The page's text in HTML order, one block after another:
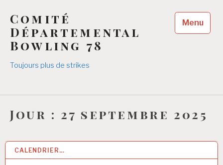
contenu
principal
Comité
Départemental
Bowling 78
Toujours plus de strikes
Menu
Jour : 27 septembre 2025
CALENDRIER…
27 SEP 2025